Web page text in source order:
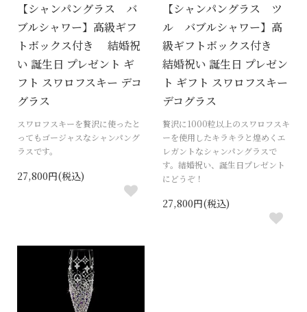
【シャンパングラス バ
ブルシャワー】高級ギフ
トボックス付き 結婚祝
い 誕生日 プレゼント ギ
フト スワロフスキー デコ
グラス
スワロフスキーを贅沢に使ったと
ってもゴージャスなシャンパング
ラスです。
27,800円(税込)
【シャンパングラス ツ
ル バブルシャワー】高
級ギフトボックス付き
結婚祝い 誕生日 プレゼン
ト ギフト スワロフスキー
デコグラス
贅沢に1000粒以上のスワロフスキ
ーを使用したキラキラと煌めくエ
レガントなシャンパングラスで
す。結婚祝い、誕生日プレゼント
にどうぞ！
27,800円(税込)